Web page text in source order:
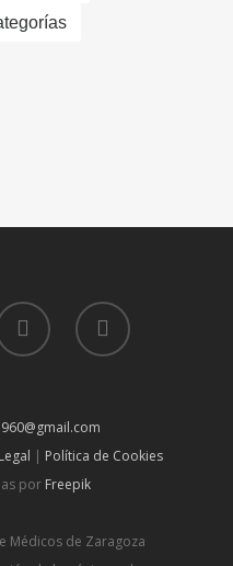
| Política de Cookies
por Freepik
Médicos de Zaragoza